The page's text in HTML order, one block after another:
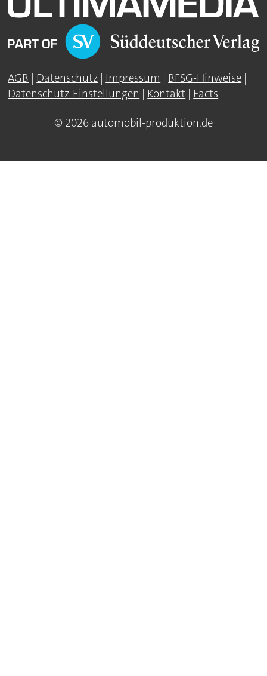
AGB | Datenschutz | Impressum | BFSG-Hinweise |
Datenschutz-Einstellungen | Kontakt | Facts
© 2026 automobil-produktion.de